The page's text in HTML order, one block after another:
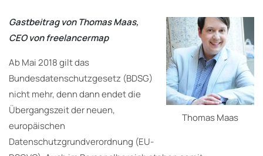
Thomas Maas
Gastbeitrag von Thomas Maas,
CEO von freelancermap
Ab Mai 2018 gilt das
Bundesdatenschutzgesetz (BDSG)
nicht mehr, denn dann endet die
Übergangszeit der neuen,
europäischen
Datenschutzgrundverordnung (EU-